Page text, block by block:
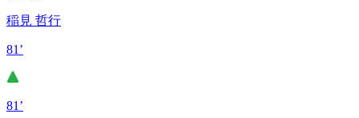
稲見 哲行
81’
81’